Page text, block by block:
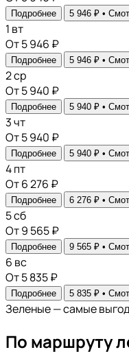
Подробнее 5 946 ₽ •
1 вт
От 5 946 ₽
Подробнее 5 946 ₽ •
2ср
От 5 940 ₽
Подробнее 5 940 ₽ •
3чт
От 5 940 ₽
Подробнее 5 940 ₽ •
4пт
От 6 276 ₽
Подробнее 6 276 ₽ •
5сб
От 9 565 ₽
Подробнее 9 565 ₽ •
6 вс
От 5 835 ₽
Подробнее 5 835 ₽ •
Зеленые — самые
По маршруту